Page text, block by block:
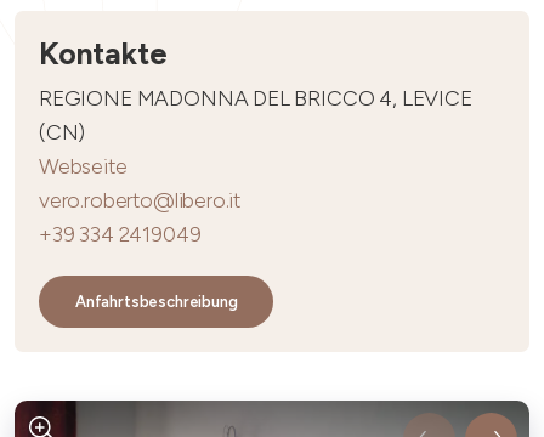
Kontakte
REGIONE MADONNA DEL BRICCO 4, LEVICE
(CN)
Webseite
vero.roberto@libero.it
+39 334 2419049
Anfahrtsbeschreibung